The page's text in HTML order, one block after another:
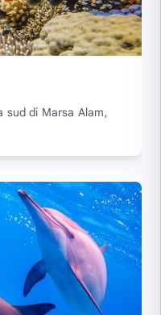
sud di Marsa Alam,